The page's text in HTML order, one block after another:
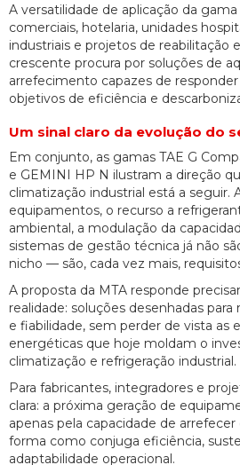
A versatilidade de aplicação da
comerciais, hotelaria, unidades
industriais e projetos de reabilitação
crescente procura por soluções de
arrefecimento capazes de
objetivos de eficiência e
Um sinal claro da evolução do
Em conjunto, as gamas TAE G
e GEMINI HP N ilustram a direção
climatização industrial está a seguir.
equipamentos, o recurso a
ambiental, a modulação da
sistemas de gestão técnica já não
nicho — são, cada vez mais,
A proposta da MTA responde
realidade: soluções desenhadas
e fiabilidade, sem perder de vista as
energéticas que hoje moldam o
climatização e refrigeração industrial.
Para fabricantes, integradores e
clara: a próxima geração de
apenas pela capacidade de
forma como conjuga eficiência,
adaptabilidade operacional.